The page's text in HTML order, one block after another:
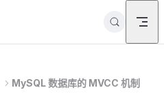
MySQL 数据库的 MVCC 机制